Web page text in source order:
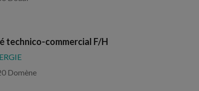
technico-commercial F/H
Domène